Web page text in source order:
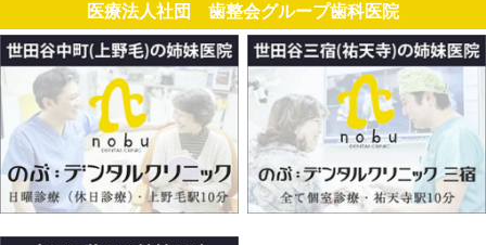
医療法人社団 歯整会グループ歯科医院